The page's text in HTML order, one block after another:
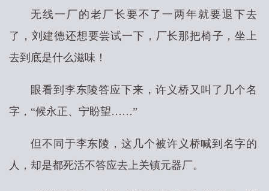
无线一厂的老厂长要不了一两年就要退下去
了，刘建德还想要尝试一下，厂长那把椅子，坐上
去到底是什么滋味！
眼看到李东陵答应下来，许义桥又叫了几个名
字，“候永正、宁盼望……”
但不同于李东陵，这几个被许义桥喊到名字的
人，却是都死活不答应去上关镇元器厂。